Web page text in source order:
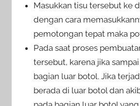
Masukkan tisu tersebut ke
dengan cara
pemotongan tepat maka
Pada saat proses
tersebut, karena jika
bagian luar botol. Jika
berada di luar botol dan